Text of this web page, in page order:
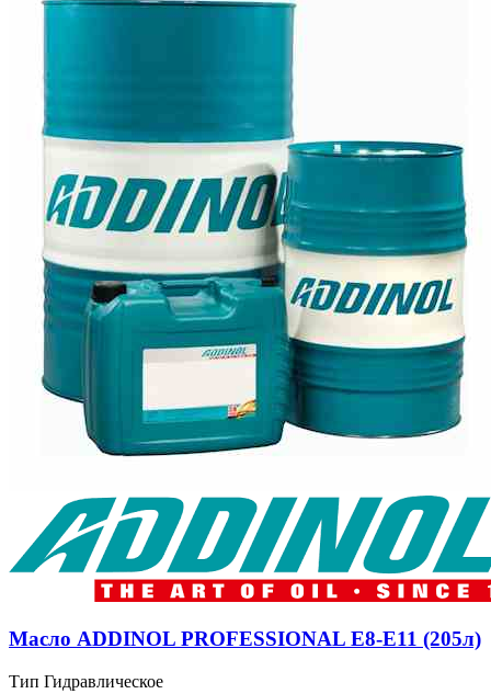
Масло ADDINOL PROFESSIONAL E8-E11 (205л)
Тип Гидравлическое